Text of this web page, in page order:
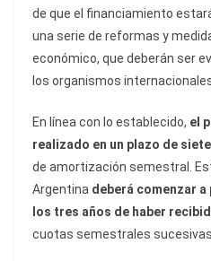
de que el financiamiento
una serie de reformas y
económico, que deberán ser
los organismos
En línea con lo establecido, el
realizado en un plazo de
de amortización semestral.
Argentina deberá comenzar
los tres años de haber
cuotas semestrales